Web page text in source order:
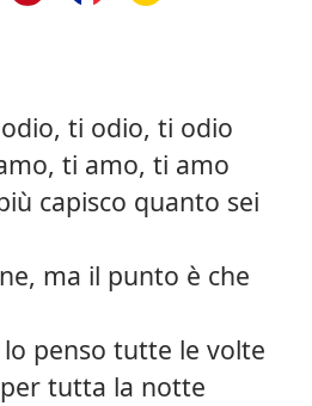
ti odio, ti odio
ti amo, ti amo
capisco quanto sei
ma il punto è che
penso tutte le volte
tutta la notte